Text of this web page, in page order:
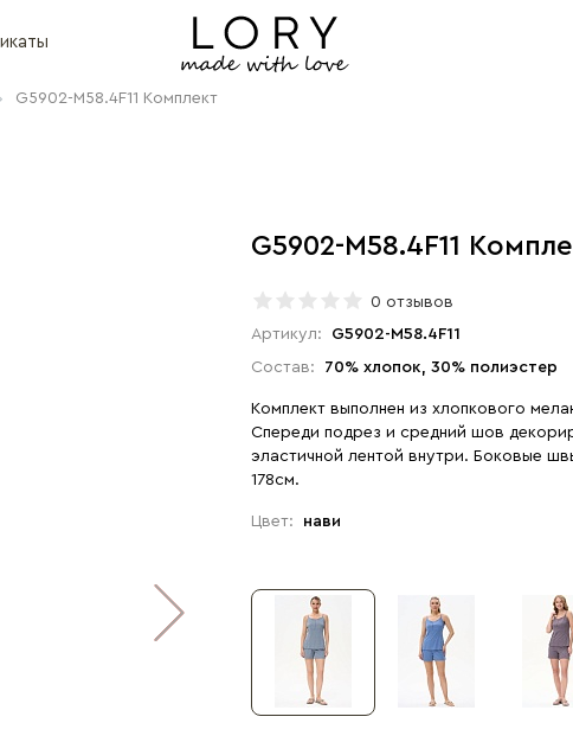
G5902-M58.4F11 Комплект
G5902-M58.4F11
0 отзывов
Артикул:
G5902-M58.4F11
Состав:
70% хлопок, 30% полиэстер
Комплект выполнен из хлопкового
Спереди подрез и средний шов
эластичной лентой внутри. Боковые швы шорт
178см.
Цвет: нави